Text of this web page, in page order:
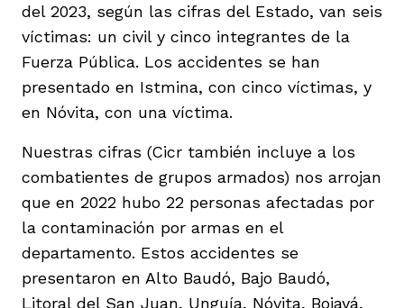
del 2023, según las cifras del Estado, van seis
víctimas: un civil y cinco integrantes de la
Fuerza Pública. Los accidentes se han
presentado en Istmina, con cinco víctimas, y
en Nóvita, con una víctima.
Nuestras cifras (Cicr también incluye a los
combatientes de grupos armados) nos arrojan
que en 2022 hubo 22 personas afectadas por
la contaminación por armas en el
departamento. Estos accidentes se
presentaron en Alto Baudó, Bajo Baudó,
Litoral del San Juan, Unguía, Nóvita, Bojayá,